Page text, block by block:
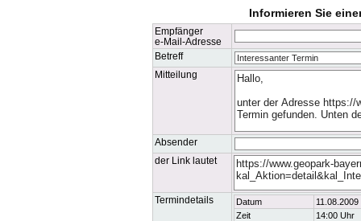
Informieren Sie
Empfänger
e-Mail-Adresse
Betreff
Mitteilung
Absender
der Link lautet
Termindetails Datum
11.08.2009
Zeit
14:00 Uhr